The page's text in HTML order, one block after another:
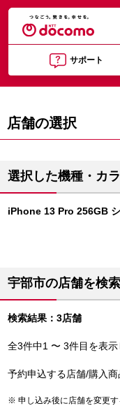
サポート
店舗の選択
選択した機種・カ
iPhone 13 Pro 256GB
宇部市の店舗を検
検索結果：3店舗
全3件中1 〜 3件目を表
予約申込する店舗/購入商
申し込み後に店舗を変更す